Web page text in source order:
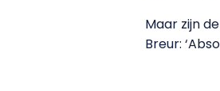
Maar zijn
Breur: